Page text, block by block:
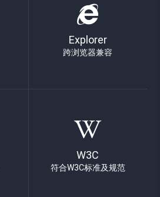
Explorer
跨浏览器兼容
W3C
符合W3C标准及规范